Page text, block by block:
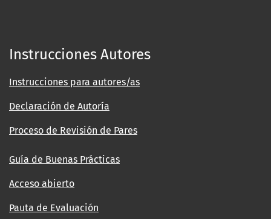
Instrucciones Autores
Instrucciones para autores/as
Declaración de Autoría
Proceso de Revisión de Pares
Guía de Buenas Prácticas
Acceso abierto
Pauta de Evaluación